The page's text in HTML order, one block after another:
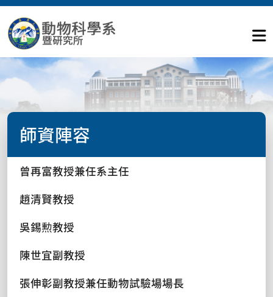
師資陣容
曾再富教授兼任系主任
趙清賢教授
吳錫勲教授
陳世宜副教授
張伸彰副教授兼任動物試驗場場長